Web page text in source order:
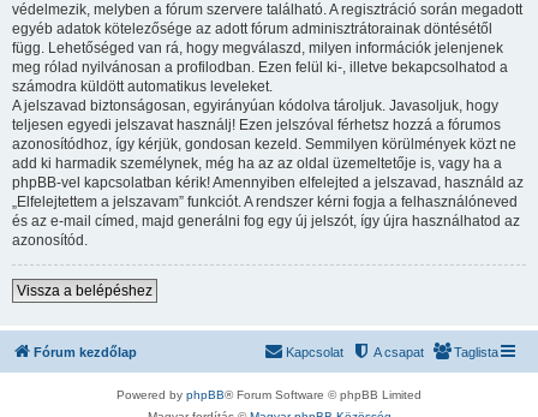
védelmezik, melyben a fórum szervere található. A regisztráció során megadott
egyéb adatok kötelezősége az adott fórum adminisztrátorainak döntésétől
függ. Lehetőséged van rá, hogy megválaszd, milyen információk jelenjenek
meg rólad nyilvánosan a profilodban. Ezen felül ki-, illetve bekapcsolhatod a
számodra küldött automatikus leveleket.
A jelszavad biztonságosan, egyirányúan kódolva tároljuk. Javasoljuk, hogy
teljesen egyedi jelszavat használj! Ezen jelszóval férhetsz hozzá a fórumos
azonosítódhoz, így kérjük, gondosan kezeld. Semmilyen körülmények közt ne
add ki harmadik személynek, még ha az az oldal üzemeltetője is, vagy ha a
phpBB-vel kapcsolatban kérik! Amennyiben elfelejted a jelszavad, használd az
„Elfelejtettem a jelszavam” funkciót. A rendszer kérni fogja a felhasználóneved
és az e-mail címed, majd generálni fog egy új jelszót, így újra használhatod az
azonosítód.
Vissza a belépéshez
Fórum kezdőlap Taglista
A csapat
Kapcsolat
Powered by phpBB® Forum Software © phpBB Limited